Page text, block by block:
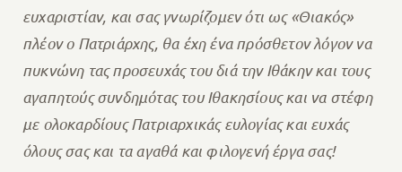
ευχαριστίαν, και σας γνωρίζομεν ότι ως «Θιακός»
πλέον ο Πατριάρχης, θα έχη ένα πρόσθετον λόγον να
πυκνώνη τας προσευχάς του διά την Ιθάκην και τους
αγαπητούς συνδημότας του Ιθακησίους και να στέφη
με ολοκαρδίους Πατριαρχικάς ευλογίας και ευχάς
όλους σας και τα αγαθά και φιλογενή έργα σας!